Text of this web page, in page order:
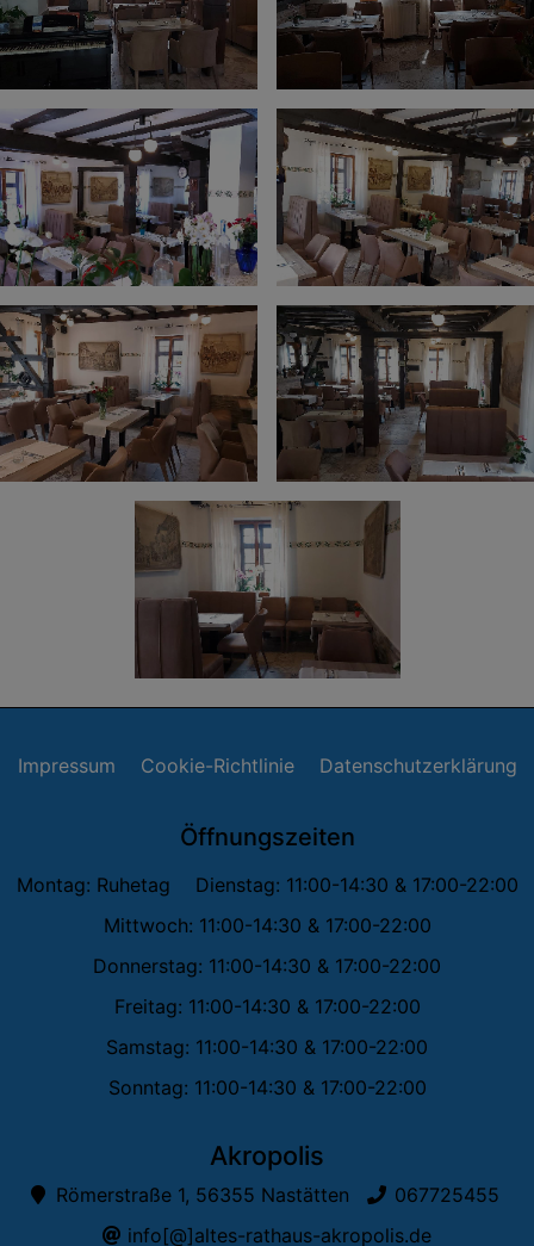
Impressum Cookie-Richtlinie Datenschutzerklärung
Öffnungszeiten
Montag: Ruhetag
Dienstag: 11:00-14:30 & 17:00-22:00
Mittwoch: 11:00-14:30 & 17:00-22:00
Donnerstag: 11:00-14:30 & 17:00-22:00
Freitag: 11:00-14:30 & 17:00-22:00
Samstag: 11:00-14:30 & 17:00-22:00
Sonntag: 11:00-14:30 & 17:00-22:00
Akropolis
Römerstraße 1, 56355 Nastätten
067725455
info[@]altes-rathaus-akropolis.de